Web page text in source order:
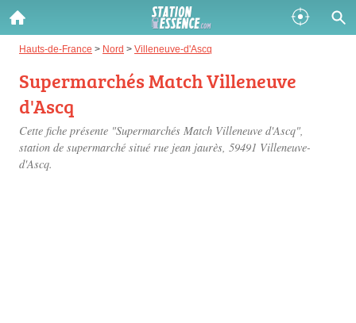
Hauts-de-France > Nord > Villeneuve-d'Ascq
Supermarchés Match Villeneuve
d'Ascq
Cette fiche présente "Supermarchés Match Villeneuve d'Ascq",
station de supermarché situé rue jean jaurès, 59491 Villeneuve-
d'Ascq.
Gazole :
Disponible Épuisé
SP 98 :
Disponible Épuisé